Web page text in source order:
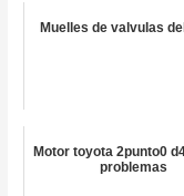
Muelles de valvulas
Motor toyota 2punto0
problemas